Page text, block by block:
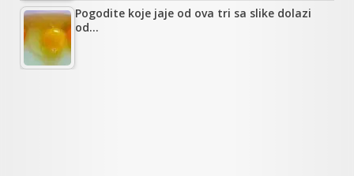
Pogodite koje jaje od ova tri sa slike dolazi
od…